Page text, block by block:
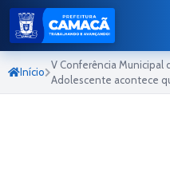
Início
V Conferência Municipal
Adolescente acontece